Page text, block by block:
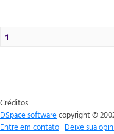
1
Créditos
DSpace softwarecopyright ©
Entre em contato | Deixe sua